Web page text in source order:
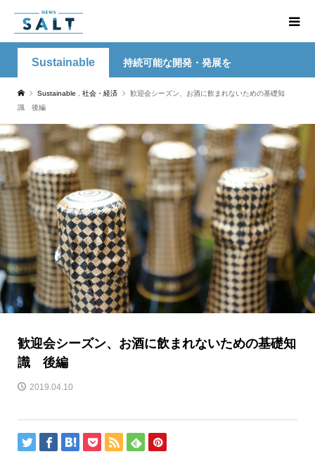
Sustainable 持続可能な開発・発展を
Sustainable 社会・経済
歓迎会シーズン、お酒に飲まれないための基礎知
識 後編
歓迎会シーズン、お酒に飲まれないための基礎知
識 後編
2019.04.10